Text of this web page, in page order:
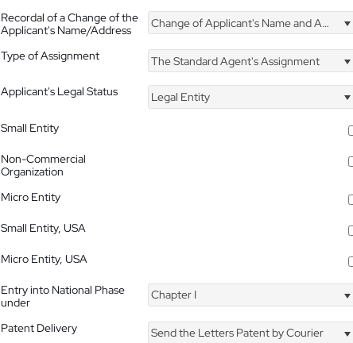
Recordal of a Change of the
Applicant's Name/Address
Change of Applicant's Name and Address
Type of Assignment The Standard Agent's Assignment
Applicant's Legal Status
Legal Entity
Small Entity
Non-Commercial
Organization
Micro Entity
Small Entity, USA
Micro Entity, USA
Entry into National Phase
under
Chapter I
Patent Delivery Send the Letters Patent by Courier